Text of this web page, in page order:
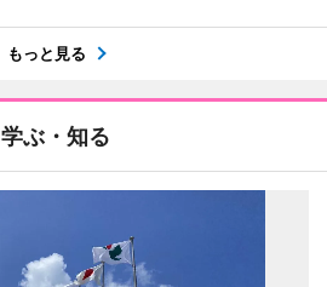
もっと見る
学ぶ・知る